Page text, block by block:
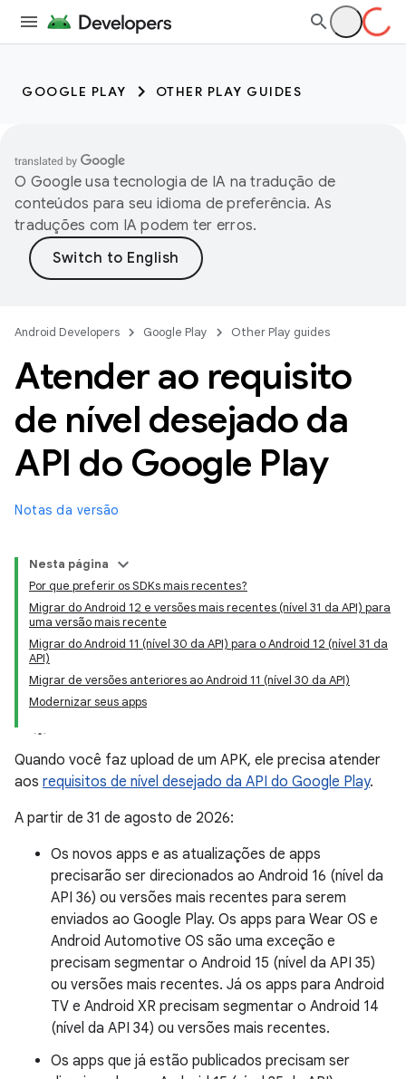
GOOGLE PLAY OTHER PLAY GUIDES
O Google usa tecnologia de IA na tradução de
conteúdos para seu idioma de preferência. As
traduções com IA podem ter erros.
Android Developers Google Play Other Play guides
Atender ao requisito
de nível desejado da
API do Google Play
Notas da versão
Nesta página
Por que preferir os SDKs mais recentes?
Migrar do Android 12 e versões mais recentes (nível 31 da API) para
uma versão mais recente
Migrar do Android 11 (nível 30 da API) para o Android 12 (nível 31 da
API)
Migrar de versões anteriores ao Android 11 (nível 30 da API)
Modernizar seus apps
Quando você faz upload de um APK, ele precisa atender
aos requisitos de nível desejado da API do Google Play.
A partir de 31 de agosto de 2026:
Os novos apps e as atualizações de apps
precisarão ser direcionados ao Android 16 (nível da
API 36) ou versões mais recentes para serem
enviados ao Google Play. Os apps para Wear OS e
Android Automotive OS são uma exceção e
precisam segmentar o Android 15 (nível da API 35)
ou versões mais recentes. Já os apps para Android
TV e Android XR precisam segmentar o Android 14
(nível da API 34) ou versões mais recentes.
Os apps que já estão publicados precisam ser